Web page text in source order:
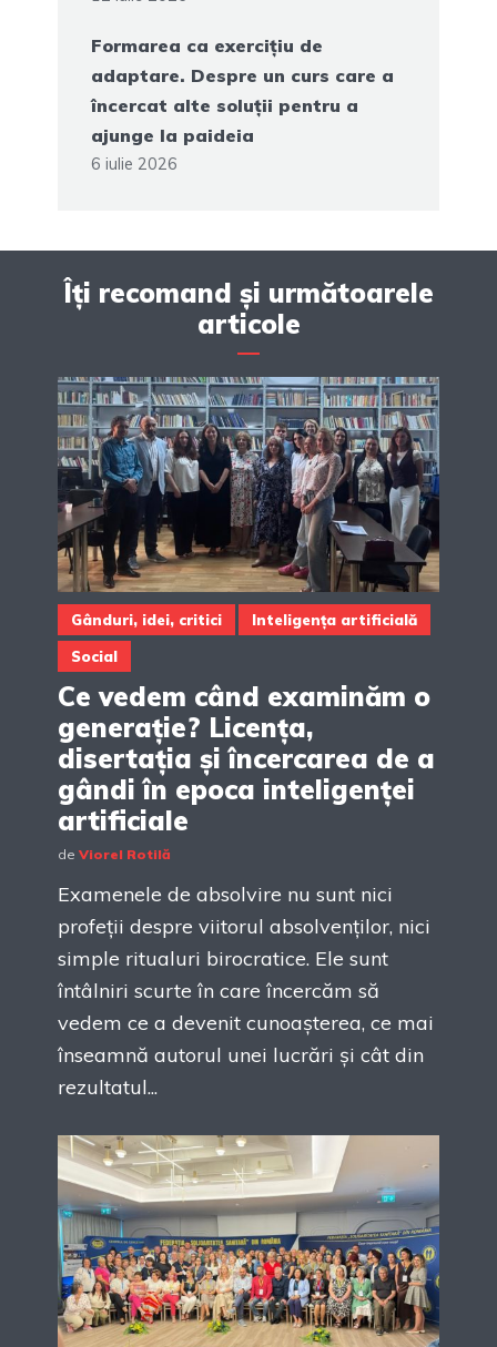
Formarea ca exercițiu de
adaptare. Despre un curs care a
încercat alte soluții pentru a
ajunge la paideia
6 iulie 2026
Îți recomand și următoarele
articole
Gânduri, idei, critici Inteligența artificială
Social
Ce vedem când examinăm o
generație? Licența,
disertația și încercarea de a
gândi în epoca inteligenței
artificiale
de Viorel Rotilă
Examenele de absolvire nu sunt nici
profeții despre viitorul absolvenților, nici
simple ritualuri birocratice. Ele sunt
întâlniri scurte în care încercăm să
vedem ce a devenit cunoașterea, ce mai
înseamnă autorul unei lucrări și cât din
rezultatul...